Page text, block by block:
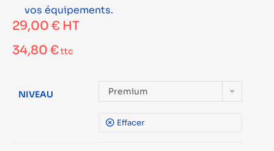
vos équipements.
29,00 € HT
34,80 €ttc
NIVEAU Premium
Effacer